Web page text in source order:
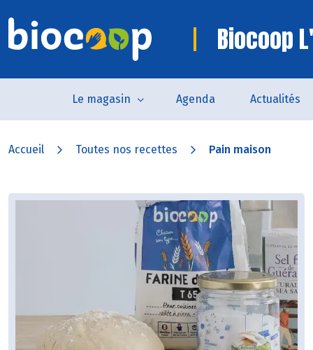
Biocoop
Le magasin Agenda Actualités
Accueil Toutes nos recettes Pain maison